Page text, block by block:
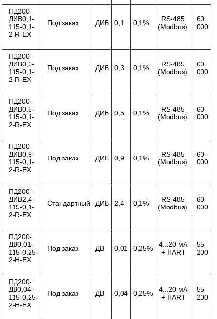
ПД200-
ДИВ0,1-
115-0,1-
2-R-ЕХ
Под заказ ДИВ 0,1 0,1%
RS-485
(Modbus)
60
000
ПД200-
ДИВ0,3-
115-0,1-
2-R-ЕХ
Под заказ ДИВ 0,3 0,1%
RS-485
(Modbus)
60
000
ПД200-
ДИВ0,5-
115-0,1-
2-R-ЕХ
Под заказ ДИВ 0,5 0,1%
RS-485
(Modbus)
60
000
ПД200-
ДИВ0,9-
115-0,1-
2-R-ЕХ
Под заказ ДИВ 0,9 0,1%
RS-485
(Modbus)
60
000
ПД200-
ДИВ2,4-
115-0,1-
2-R-ЕХ
Стандартный ДИВ 2,4 0,1%
RS-485
(Modbus)
60
000
ПД200-
ДВ0,01-
115-0,25-
2-Н-ЕХ
Под заказ ДВ 0,01 0,25%
4...20 мА
+ HART
55
200
ПД200-
ДВ0,04-
115-0,25-
2-Н-ЕХ
Под заказ ДВ 0,04 0,25%
4...20 мА
+ HART
55
200